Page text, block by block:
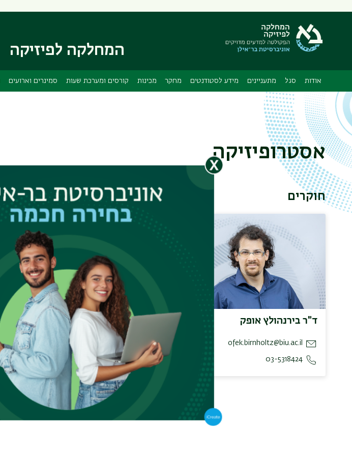
תפריט
משני
המחלקה לפיזיקה
אודות סגל מתעניינים מידע לסטודנטים מחקר מכינות קורסים ומערכת שעות סמינרים וארועים
אסטרופיזיקה
חוקרים
ד"ר בירנהולץ אופק
ofek.birnholtz@biu.ac.il
03-5318424
פרופ' ליביו מריו
djones@kepplerspeakers.com